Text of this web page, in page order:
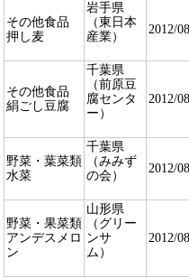
その他食品
押し麦
岩手県
（東日本
産業）
2012/
その他食品
絹ごし豆腐
千葉県
（前原豆
腐センタ
ー）
2012/
野菜・葉菜類
水菜
千葉県
（みみず
の会）
2012/
野菜・果菜類
アンデスメロ
ン
山形県
（グリー
ンサ
ム）
2012/